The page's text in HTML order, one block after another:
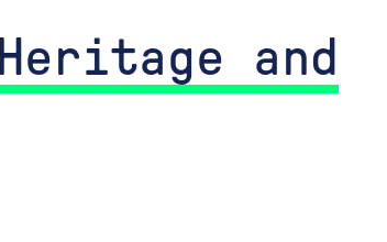
and